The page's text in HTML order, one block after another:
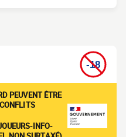
PEUVENT ÊTRE
INFO-